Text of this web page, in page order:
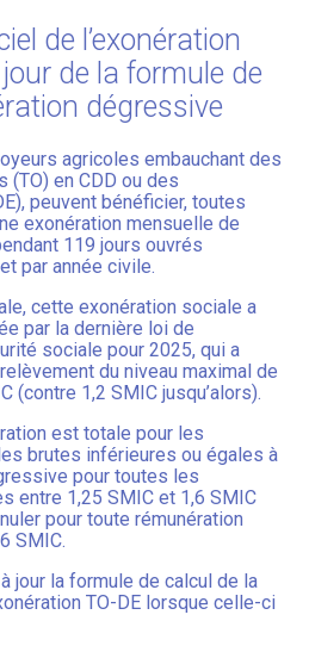
de l’exonération
de la formule de
dégressive
agricoles embauchant des
(TO) en CDD ou des
peuvent bénéficier, toutes
exonération mensuelle de
119 jours ouvrés
par année civile.
cette exonération sociale a
par la dernière loi de
sociale pour 2025, qui a
du niveau maximal de
(contre 1,2 SMIC jusqu’alors).
est totale pour les
brutes inférieures ou égales à
pour toutes les
entre 1,25 SMIC et 1,6 SMIC
pour toute rémunération
SMIC.
jour la formule de calcul de la
TO-DE lorsque celle-ci